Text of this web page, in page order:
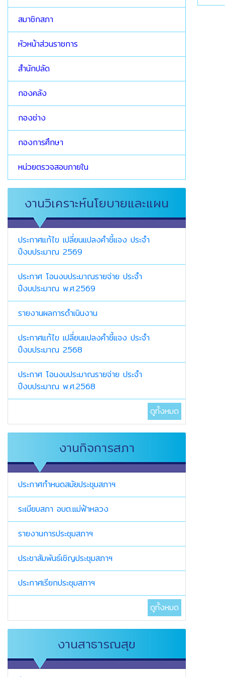
สมาชิกสภา
หัวหน้าส่วนราชการ
สำนักปลัด
กองคลัง
กองช่าง
กองการศึกษา
หน่วยตรวจสอบภายใน
งานวิเคราะห์นโยบายและแผน
ประกาศแก้ไข เปลี่ยนแปลงคำชี้แจง ประจำ
ปีงบประมาณ 2569
ประกาศ โอนงบประมาณรายจ่าย ประจำ
ปีงบประมาณ พ.ศ.2569
รายงานผลการดำเนินงาน
ประกาศแก้ไข เปลี่ยนแปลงคำชี้แจง ประจำ
ปีงบประมาณ 2568
ประกาศ โอนงบประมาณรายจ่าย ประจำ
ปีงบประมาณ พ.ศ.2568
ดูทั้งหมด
งานกิจการสภา
ประกาศกำหนดสมัยประชุมสภาฯ
ระเบียบสภา อบต.แม่ฟ้าหลวง
รายงานการประชุมสภาฯ
ประชาสัมพันธ์เชิญประชุมสภาฯ
ประกาศเรียกประชุมสภาฯ
ดูทั้งหมด
งานสาธารณสุข